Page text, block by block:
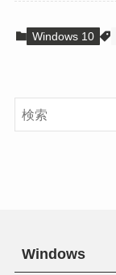
Windows 10
Windows